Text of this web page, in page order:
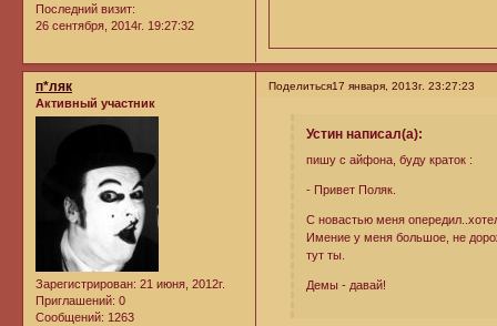
Последний визит:
26 сентября, 2014г. 19:27:32
Поделиться17 января, 2013г. 23:27:23
п*ляк
Активный участник
Зарегистрирован: 21 июня, 2012г.
Приглашений: 0
Сообщений: 1263
Устин написал(а):
пишу с айфона, буду краток :
- Привет Поляк.
С новастью меня
Имение у меня большое, не
тут ты.
Демы - давай!